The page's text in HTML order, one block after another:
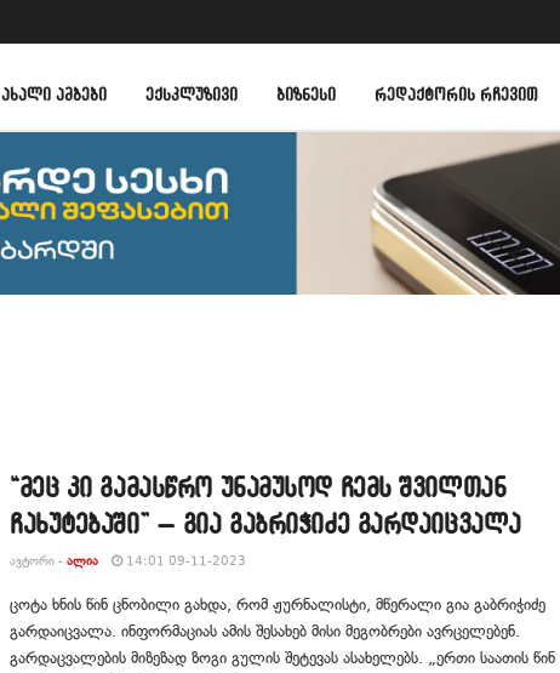
ᲐᲮᲐᲚᲘ ᲐᲛᲑᲔᲑᲘ ᲔᲥᲡᲙᲚᲣᲖᲘᲕᲘ ᲑᲘᲖᲜᲔᲡᲘ ᲠᲔᲓᲐᲥᲢᲝᲠᲘᲡ ᲠᲩᲔᲕᲘᲗ
“მეც კი გამასწრო უნამუსოდ ჩემს შვილთან
ჩახუტებაში” – გია გაბრიჭიძე გარდაიცვალა
ᲐᲕᲢᲝᲠᲘ - ᲐᲚᲘᲐ 14:01 09-11-2023
ცოტა ხნის წინ ცნობილი გახდა, რომ ჟურნალისტი, მწერალი გია გაბრიჭიძე
გარდაიცვალა. ინფორმაციას ამის შესახებ მისი მეგობრები ავრცელებენ.
გარდაცვალების მიზეზად ზოგი გულის შეტევას ასახელებს. „ერთი საათის წინ